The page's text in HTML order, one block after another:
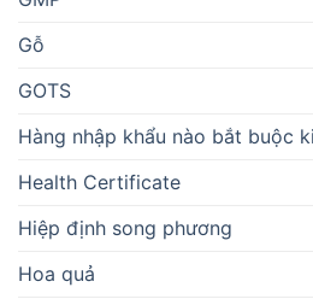
Gỗ
GOTS
Hàng nhập khẩu nào bắt buộc
Health Certificate
Hiệp định song phương
Hoa quả